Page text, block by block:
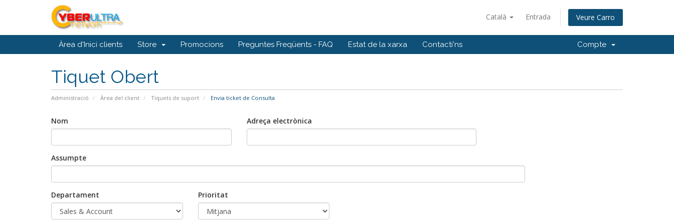
Català Entrada Veure Carro
Àrea d'Inici clients Store Promocions Preguntes Freqüents - FAQ Estat de la xarxa Contacti'ns Compte
Tiquet Obert
Administració Àrea del client Tiquets de suport Envia ticket de Consulta
Nom Adreça electrònica
Assumpte
Departament Prioritat